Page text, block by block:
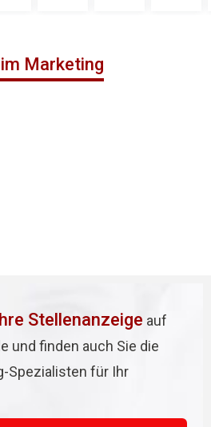
Marketing
Stellenanzeige auf
und finden auch Sie die
Spezialisten für Ihr